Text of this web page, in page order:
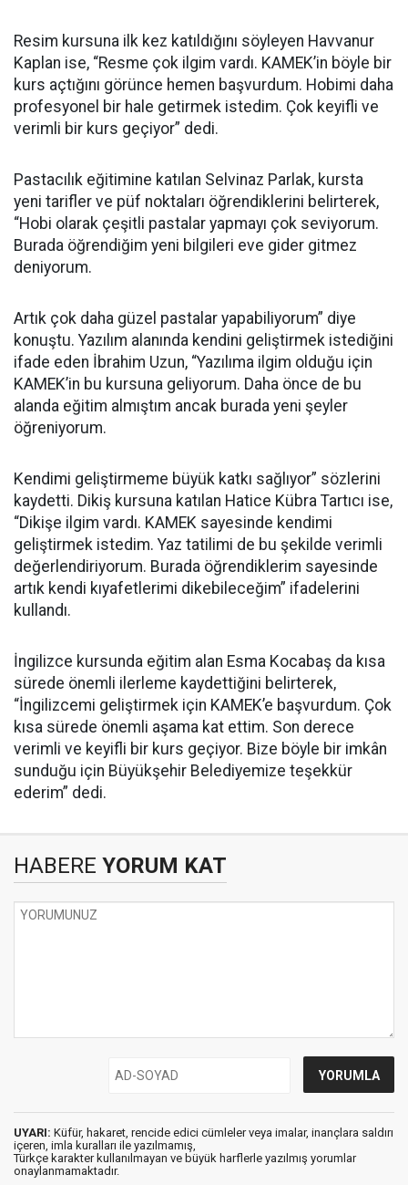
Resim kursuna ilk kez katıldığını söyleyen Havvanur
Kaplan ise, “Resme çok ilgim vardı. KAMEK’in böyle bir
kurs açtığını görünce hemen başvurdum. Hobimi daha
profesyonel bir hale getirmek istedim. Çok keyifli ve
verimli bir kurs geçiyor” dedi.
Pastacılık eğitimine katılan Selvinaz Parlak, kursta
yeni tarifler ve püf noktaları öğrendiklerini belirterek,
“Hobi olarak çeşitli pastalar yapmayı çok seviyorum.
Burada öğrendiğim yeni bilgileri eve gider gitmez
deniyorum.
Artık çok daha güzel pastalar yapabiliyorum” diye
konuştu. Yazılım alanında kendini geliştirmek istediğini
ifade eden İbrahim Uzun, “Yazılıma ilgim olduğu için
KAMEK’in bu kursuna geliyorum. Daha önce de bu
alanda eğitim almıştım ancak burada yeni şeyler
öğreniyorum.
Kendimi geliştirmeme büyük katkı sağlıyor” sözlerini
kaydetti. Dikiş kursuna katılan Hatice Kübra Tartıcı ise,
“Dikişe ilgim vardı. KAMEK sayesinde kendimi
geliştirmek istedim. Yaz tatilimi de bu şekilde verimli
değerlendiriyorum. Burada öğrendiklerim sayesinde
artık kendi kıyafetlerimi dikebileceğim” ifadelerini
kullandı.
İngilizce kursunda eğitim alan Esma Kocabaş da kısa
sürede önemli ilerleme kaydettiğini belirterek,
“İngilizcemi geliştirmek için KAMEK’e başvurdum. Çok
kısa sürede önemli aşama kat ettim. Son derece
verimli ve keyifli bir kurs geçiyor. Bize böyle bir imkân
sunduğu için Büyükşehir Belediyemize teşekkür
ederim” dedi.
HABERE YORUM KAT
UYARI: Küfür, hakaret, rencide edici cümleler veya imalar, inançlara saldırı
içeren, imla kuralları ile yazılmamış,
Türkçe karakter kullanılmayan ve büyük harflerle yazılmış yorumlar
onaylanmamaktadır.